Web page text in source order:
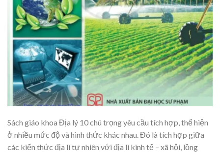
Sách giáo khoa Địa lý 10 chú trọng yêu cầu tích hợp, thể hiện
ở nhiều mức độ và hình thức khác nhau. Đó là tích hợp giữa
các kiến thức địa lí tự nhiên với địa lí kinh tế – xã hội, lồng